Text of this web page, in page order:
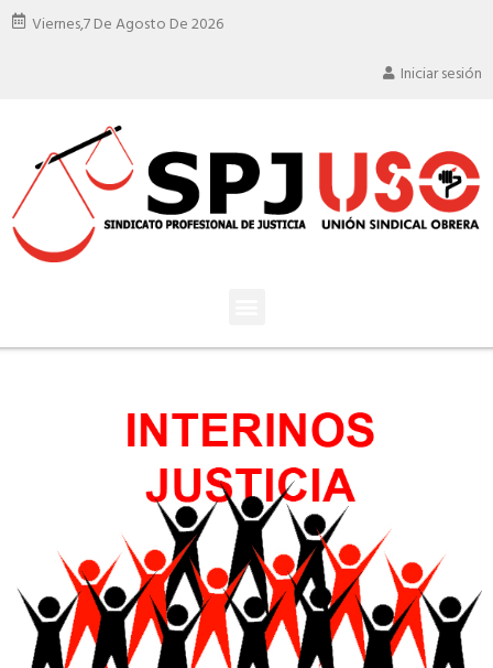
Viernes,7 De Agosto De 2026
Iniciar sesión